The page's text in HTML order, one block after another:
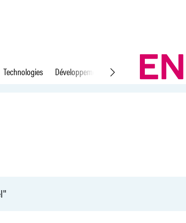
Technologies Développement durable Droit du travail